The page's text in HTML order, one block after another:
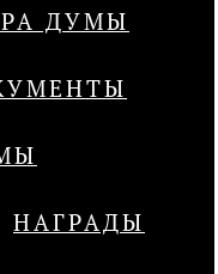
ДУМЫ
НАГРАДЫ